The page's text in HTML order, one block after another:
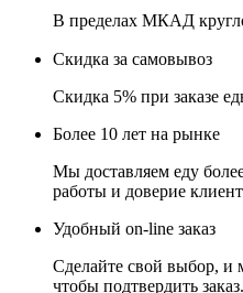
В пределах МКАД
Скидка за самовывоз
Скидка 5% при заказе
Более 10 лет на рынке
Мы доставляем еду
работы и доверие
Удобный on-line заказ
Сделайте свой выбор, и
чтобы подтвердить заказ.